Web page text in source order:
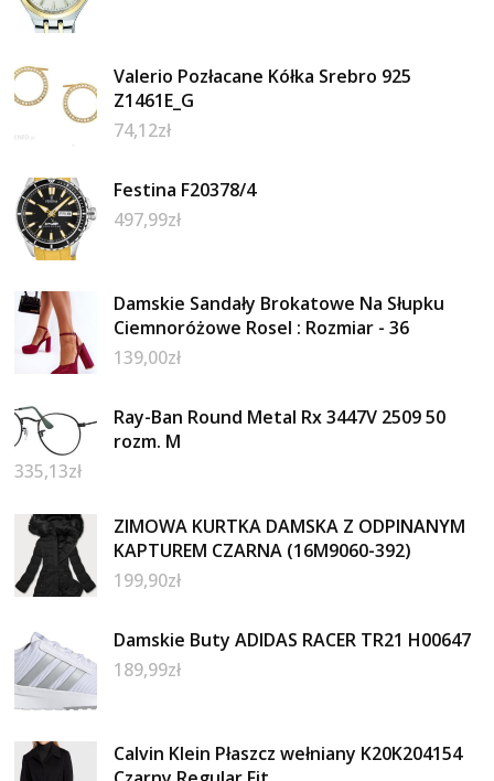
Valerio Pozłacane Kółka Srebro 925
Z1461E_G
74,12zł
Festina F20378/4
497,99zł
Damskie Sandały Brokatowe Na Słupku
Ciemnoróżowe Rosel : Rozmiar - 36
139,00zł
Ray-Ban Round Metal Rx 3447V 2509 50
rozm. M
335,13zł
ZIMOWA KURTKA DAMSKA Z ODPINANYM
KAPTUREM CZARNA (16M9060-392)
199,90zł
Damskie Buty ADIDAS RACER TR21 H00647
189,99zł
Calvin Klein Płaszcz wełniany K20K204154